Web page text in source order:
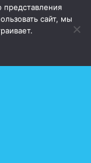
детская стоматология в
Сумы
сайт, мы